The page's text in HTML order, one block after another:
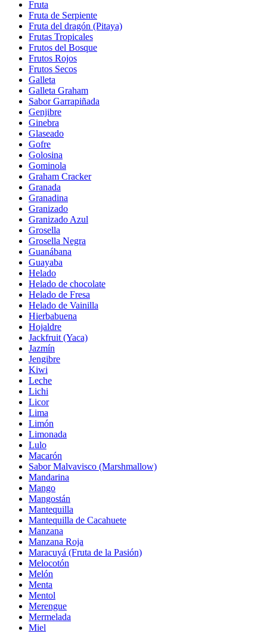
Fruta
Fruta de Serpiente
Fruta del dragón (Pitaya)
Frutas Tropicales
Frutos del Bosque
Frutos Rojos
Frutos Secos
Galleta
Galleta Graham
Sabor Garrapiñada
Genjibre
Ginebra
Glaseado
Gofre
Golosina
Gominola
Graham Cracker
Granada
Granadina
Granizado
Granizado Azul
Grosella
Grosella Negra
Guanábana
Guayaba
Helado
Helado de chocolate
Helado de Fresa
Helado de Vainilla
Hierbabuena
Hojaldre
Jackfruit (Yaca)
Jazmín
Jengibre
Kiwi
Leche
Lichi
Licor
Lima
Limón
Limonada
Lulo
Macarón
Sabor Malvavisco (Marshmallow)
Mandarina
Mango
Mangostán
Mantequilla
Mantequilla de Cacahuete
Manzana
Manzana Roja
Maracuyá (Fruta de la Pasión)
Melocotón
Melón
Menta
Mentol
Merengue
Mermelada
Miel